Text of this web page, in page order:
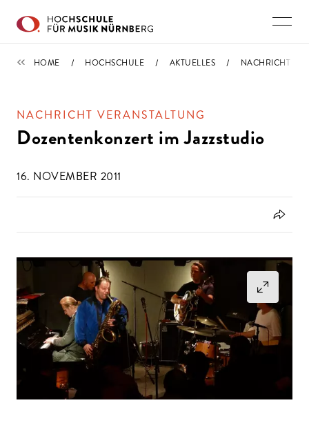
IMPORTIERT
HOME HOCHSCHULE AKTUELLES NACHRICHT
NACHRICHT VERANSTALTUNG
Dozentenkonzert im Jazzstudio
16. NOVEMBER 2011